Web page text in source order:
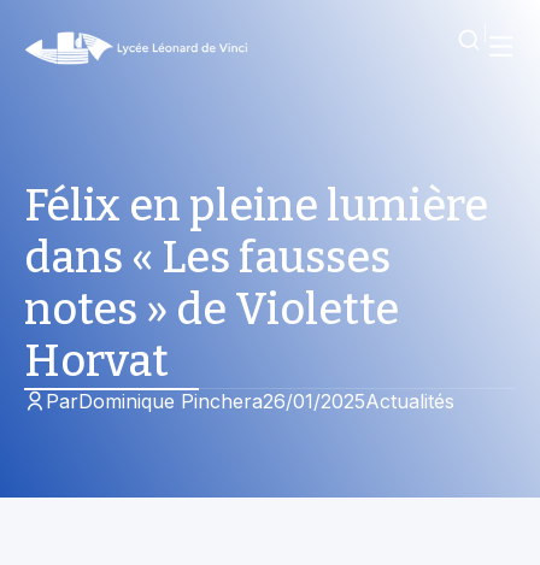
Félix en pleine lumière
dans « Les fausses
notes » de Violette
Horvat
ParDominique Pinchera26/01/2025Actualités